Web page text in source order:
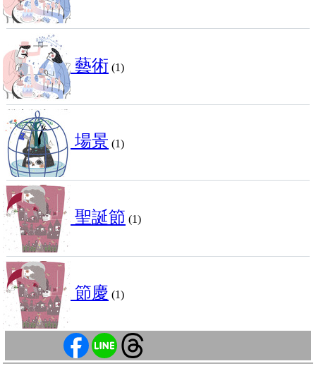
藝術 (1)
場景 (1)
聖誕節 (1)
節慶 (1)